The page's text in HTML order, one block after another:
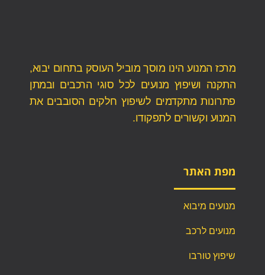
מרכז המנוע הינו מוסך מוביל העוסק בתחום יבוא,
התקנה ושיפוץ מנועים לכל סוגי הרכבים ובמתן
פתרונות מתקדמים לשיפוץ חלקים הסובבים את
המנוע וקשורים לתפקודו.
מפת האתר
מנועים מיבוא
מנועים לרכב
שיפוץ טורבו